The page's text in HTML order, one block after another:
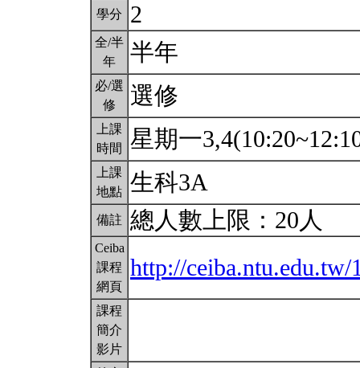
學分 2
全/半
年
半年
必/選
修
選修
上課
時間
星期一
上課
地點 生科3A
備註 總人數上限：20人
Ceiba
課程
網頁
http://
課程
簡介
影片